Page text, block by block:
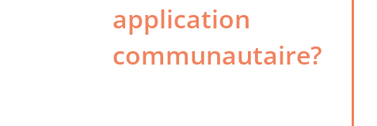
application
communautaire?